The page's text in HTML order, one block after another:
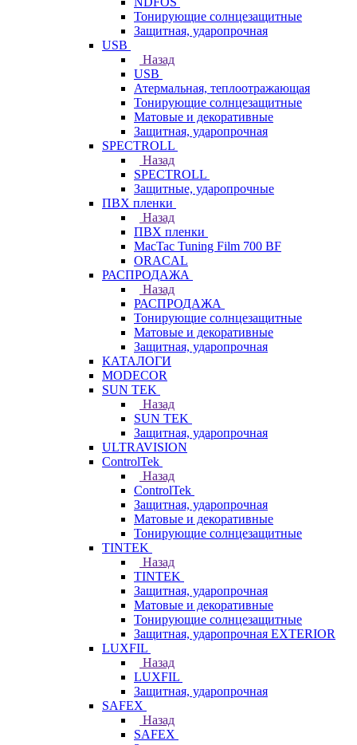
Тонирующие солнцезащитные
Защитная, ударопрочная
USB
Назад
USB
Атермальная, теплоотражающая
Тонирующие солнцезащитные
Матовые и декоративные
Защитная, ударопрочная
SPECTROLL
Назад
SPECTROLL
Защитные, ударопрочные
ПВХ пленки
Назад
ПВХ пленки
MacTac Tuning Film 700 BF
ORACAL
РАСПРОДАЖА
Назад
РАСПРОДАЖА
Тонирующие солнцезащитные
Матовые и декоративные
Защитная, ударопрочная
КАТАЛОГИ
MODECOR
SUN TEK
Назад
SUN TEK
Защитная, ударопрочная
ULTRAVISION
ControlTek
Назад
ControlTek
Защитная, ударопрочная
Матовые и декоративные
Тонирующие солнцезащитные
TINTEK
Назад
TINTEK
Защитная, ударопрочная
Матовые и декоративные
Тонирующие солнцезащитные
Защитная, ударопрочная EXTERIOR
LUXFIL
Назад
LUXFIL
Защитная, ударопрочная
SAFEX
Назад
SAFEX